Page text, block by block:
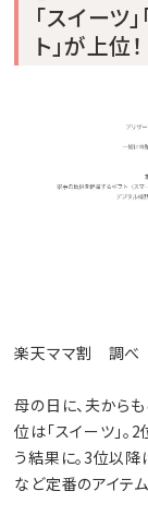
「スイーツ
ト」が上位！
楽天ママ割 調べ
母の日に、夫から
位は「スイーツ」。
う結果に。3位以降
など定番のアイテ